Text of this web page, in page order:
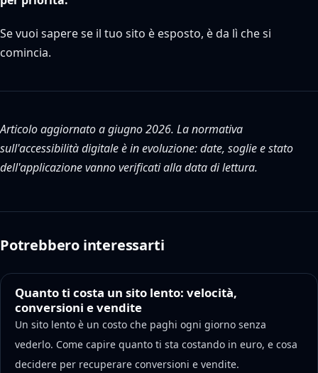
Se vuoi sapere se il tuo sito è esposto, è da lì che si
comincia.
Articolo aggiornato a giugno 2026. La normativa
sull'accessibilità digitale è in evoluzione: date, soglie e stato
dell'applicazione vanno verificati alla data di lettura.
Potrebbero interessarti
Quanto ti costa un sito lento: velocità,
conversioni e vendite
Un sito lento è un costo che paghi ogni giorno senza
vederlo. Come capire quanto ti sta costando in euro, e cosa
decidere per recuperare conversioni e vendite.